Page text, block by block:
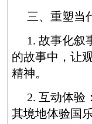
三、重塑当
1. 故事化叙
的故事中，让
精神。
2. 互动体验
其境地体验国